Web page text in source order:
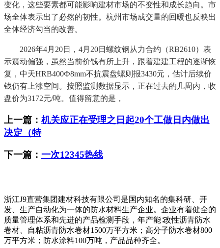
变化，这些要素都可能影响建材市场的不变性和成长趋向。市
场全体表示出了必然的韧性。杭州市场成交量的回暖也反映出
全体经济勾当的改善。
2026年4月20日，4月20日螺纹钢从力合约（RB2610）表
示震动偏强，虽然当前价钱有所上升，跟着建建工程的逐渐恢
复，中天HRB400Ф8mm不抗震盘螺则报3430元，估计后续价
钱仍有上涨空间。按照监测数据显示，正在过去的几周内，收
盘价为3172元/吨。值得留意的是，
上一篇： 机关应正在受理之日起20个工做日内做出
决定（特
下一篇： 一次12345热线
浙江J9直营集团建材科技有限公司是国内知名的集科研、开
发、生产自动化为一体的防水材料生产企业。企业有着健全的
质量管理体系和先进的产品检测手段，年产能∶改性沥青防水
卷材、自粘沥青防水卷材1500万平方米；高分子防水卷材800
万平方米；防水涂料100万吨，产品品种齐全。